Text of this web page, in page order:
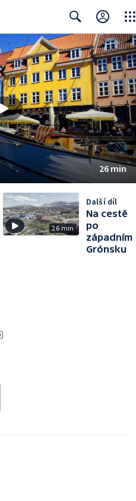
Search
26 min
26 min
Další díl
Na cestě
po
západním
Grónsku